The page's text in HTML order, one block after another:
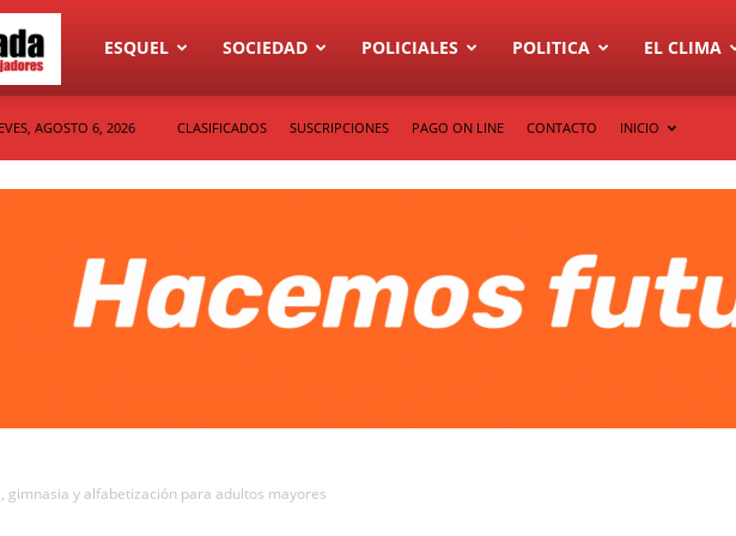
Diario
La
ESQUEL SOCIEDAD POLICIALES POLITICA EL CLIMA
AGOSTO 6, 2026 CLASIFICADOS SUSCRIPCIONES PAGO ON LINE CONTACTO INICIO
gimnasia y alfabetización para adultos mayores